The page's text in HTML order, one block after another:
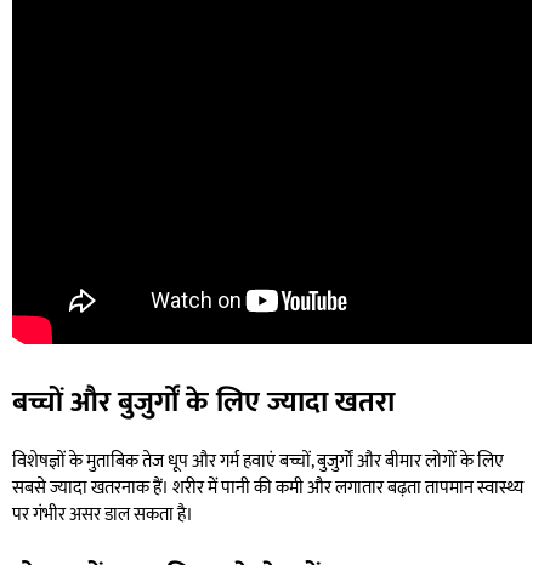
बच्चों और बुजुर्गों के लिए ज्यादा खतरा
विशेषज्ञों के मुताबिक तेज धूप और गर्म हवाएं बच्चों, बुजुर्गों और बीमार लोगों के लिए
सबसे ज्यादा खतरनाक हैं। शरीर में पानी की कमी और लगातार बढ़ता तापमान स्वास्थ्य
पर गंभीर असर डाल सकता है।